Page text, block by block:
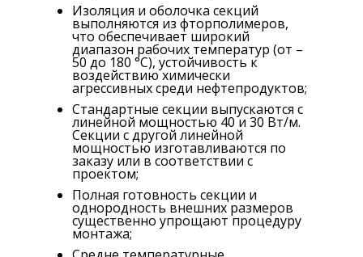
Изоляция и оболочка секций
выполняются из фторполимеров,
что обеспечивает широкий
диапазон рабочих температур (от –
50 до 180 °С), устойчивость к
воздействию химически
агрессивных среди нефтепродуктов;
Стандартные секции выпускаются с
линейной мощностью 40 и 30 Вт/м.
Секции с другой линейной
мощностью изготавливаются по
заказу или в соответствии с
проектом;
Полная готовность секции и
однородность внешних размеров
существенно упрощают процедуру
монтажа;